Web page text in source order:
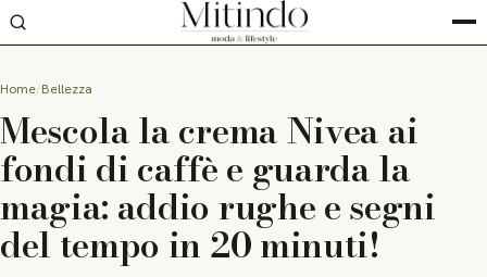
Home Bellezza
Mescola la crema Nivea ai
fondi di caffè e guarda la
magia: addio rughe e segni
del tempo in 20 minuti!